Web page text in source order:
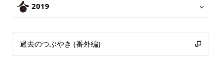
2019
過去のつぶやき (番外編)